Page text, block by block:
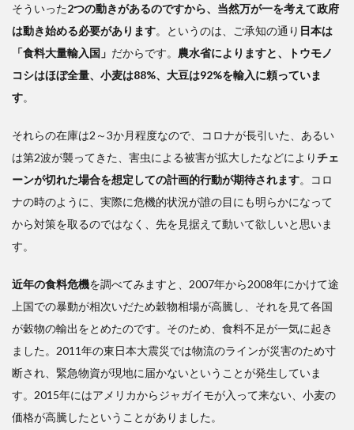
そういった2つの動きがあるのですから、当然万が一を考えて政府
は動き始める必要があります。というのは、ご承知の通り 日本は
「食料大量輸入国」 だからです。 農水省によりますと、トウモノ
コシはほぼ全量、小麦は88%、大豆は92%を輸入に頼っていま
す。
それらの在庫は2～3か月程度なので、コロナが長引いた、あるい
は第2波が襲ってきた、害虫による被害が拡大したなどによりチェ
ーンが切れた場合を想定しての計画的行動が期待されます。コロ
ナの時のように、実際に危機的状況が誰の目にも明らかになって
から対策を取るのではなく、先を見据えて動いて欲しいと思いま
す。
近年の食料危機を調べてみますと、2007年から2008年にかけて途
上国での暴動が相次いだため穀物相場が高騰し、それを見て各国
が穀物の輸出をとめたのです。そのため、食料不足が一気に起き
ました。2011年の東日本大震災では物流のラインが災害のため寸
断され、緊急物資が現地に届かないということが発生していま
す。2015年にはアメリカからジャガイモが入って来ない、小麦の
価格が高騰したということがありました。